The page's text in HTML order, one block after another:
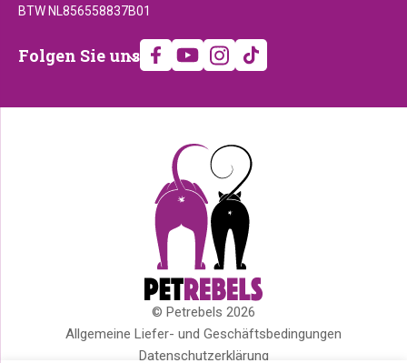
BTW NL856558837B01
Folgen
uns
Folgen Sie uns
© Petrebels 2026
Copyright
Allgemeine Liefer- und Geschäftsbedingungen
Datenschutzerklärung